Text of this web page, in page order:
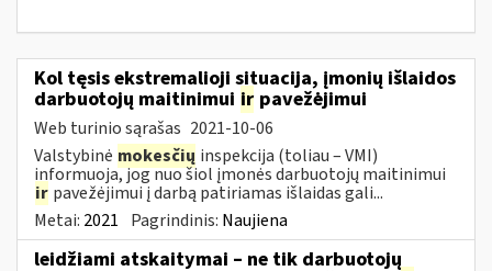
Kol tęsis ekstremalioji situacija, įmonių išlaidos
darbuotojų maitinimui ir pavežėjimui
Web turinio sąrašas 2021-10-06
Valstybinė mokesčių inspekcija (toliau – VMI)
informuoja, jog nuo šiol įmonės darbuotojų maitinimui
ir pavežėjimui į darbą patiriamas išlaidas gali...
Metai: 2021 Pagrindinis: Naujiena
leidžiami atskaitymai – ne tik darbuotojų